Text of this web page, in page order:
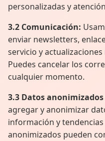
personalizadas y
3.2 Comunicación:
enviar newsletters,
servicio y
Puedes cancelar los
cualquier momento.
3.3 Datos
agregar y anonimizar
información y
anonimizados pueden